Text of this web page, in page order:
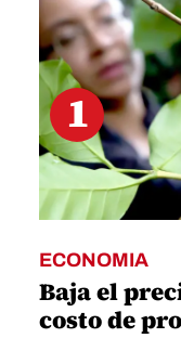
1
ECONOMIA
Baja el
costo de